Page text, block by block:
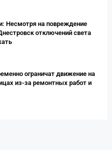
Несмотря на повреждение
отключений света
ограничат движение на
из-за ремонтных работ и